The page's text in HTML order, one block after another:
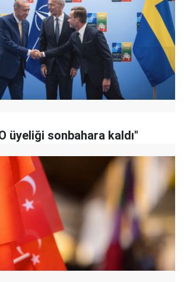
üyeliği sonbahara kaldı"